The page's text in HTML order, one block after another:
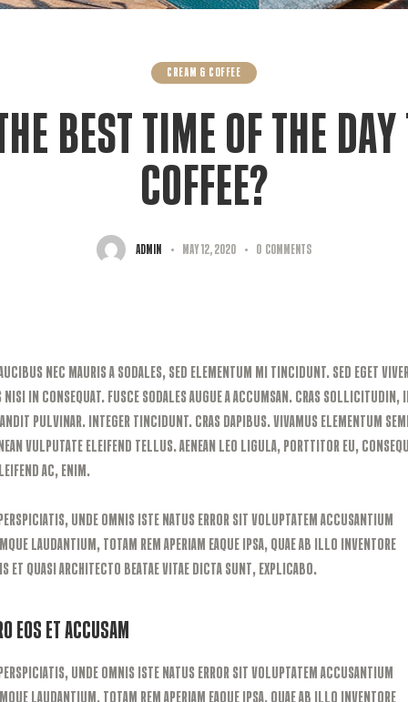
CREAM & COFFEE
BEST TIME OF THE
COFFEE?
admin May 12, 2020 0 Comments
nec mauris a sodales, sed elementum mi tincidunt. Sed eget
nisi in consequat. Fusce sodales augue a accumsan. Cras sollicitudin,
pulvinar. Integer tincidunt. Cras dapibus. Vivamus elementum
vulputate eleifend tellus. Aenean leo ligula, porttitor eu,
ac, enim.
unde omnis iste natus error sit voluptatem accusantium
laudantium, totam rem aperiam eaque ipsa, quae ab illo inventore
et quasi architecto beatae vitae dicta sunt, explicabo.
Eos et Accusam
unde omnis iste natus error sit voluptatem accusantium
laudantium, totam rem aperiam eaque ipsa, quae ab illo inventore